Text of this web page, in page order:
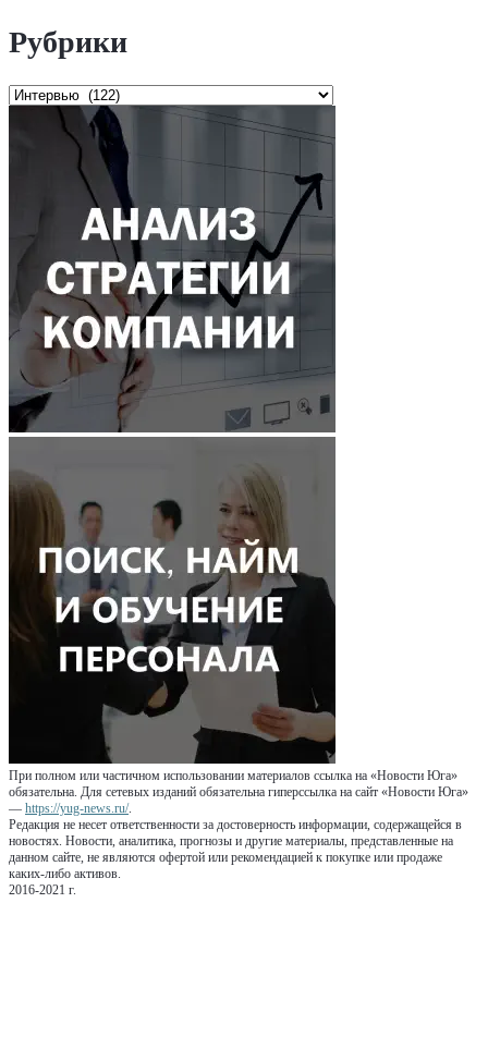
Рубрики
Рубрики
При полном или частичном использовании материалов ссылка на «Новости Юга»
обязательна. Для сетевых изданий обязательна гиперссылка на сайт «Новости Юга»
— https://yug-news.ru/.
Редакция не несет ответственности за достоверность информации, содержащейся в
новостях. Новости, аналитика, прогнозы и другие материалы, представленные на
данном сайте, не являются офертой или рекомендацией к покупке или продаже
каких-либо активов.
2016-2021 г.